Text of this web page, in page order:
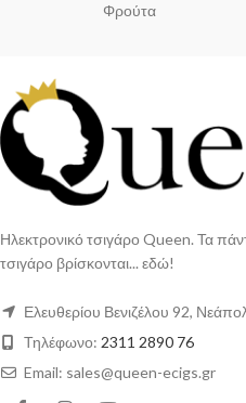
Φρούτα
Ηλεκτρονικό τσιγάρο Queen. Τα
τσιγάρο βρίσκονται... εδώ!
Ελευθερίου Βενιζέλου 92,
Τηλέφωνο: 2311 2890 76
Email: sales@queen-ecigs.gr